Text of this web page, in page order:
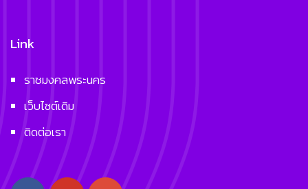
Link
ราชมงคลพระนคร
เว็บไซต์เดิม
ติดต่อเรา